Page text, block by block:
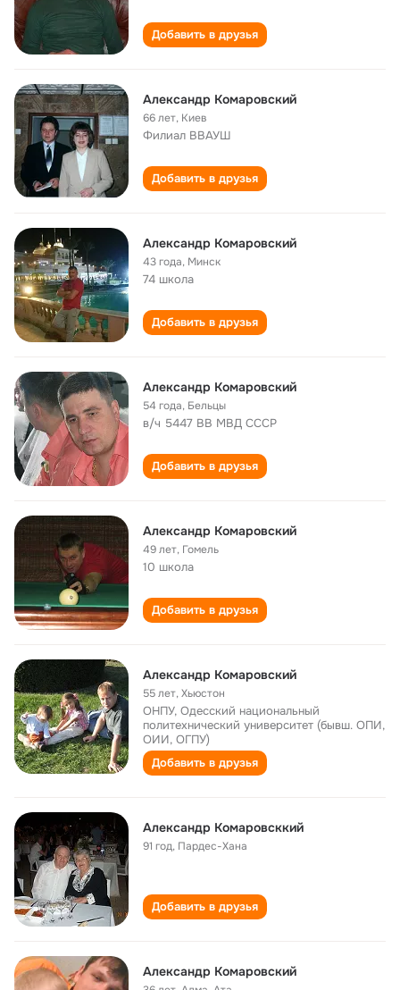
Добавить в друзья
Александр Комаровский
66 лет, Киев
Филиал ВВАУШ
Добавить в друзья
Александр Комаровский
43 года, Минск
74 школа
Добавить в друзья
Александр Комаровский
54 года, Бельцы
в/ч 5447 ВВ МВД СССР
Добавить в друзья
Александр Комаровский
49 лет, Гомель
10 школа
Добавить в друзья
Александр Комаровский
55 лет,Хьюстон
ОНПУ, Одесский национальный
политехнический университет (бывш. ОПИ,
ОИИ, ОГПУ)
Добавить в друзья
Александр Комаровсккий
91 год, Пардес-Хана
Добавить в друзья
Александр Комаровский